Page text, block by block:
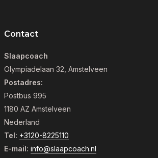
Contact
Slaapcoach
Olympiadelaan 32, Amstelveen
Postadres:
Postbus 995
1180 AZ Amstelveen
Nederland
Tel: +3120-8225110
E-mail: info@slaapcoach.nl